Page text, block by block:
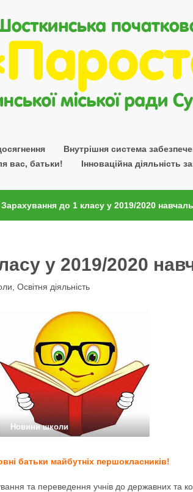
Внутрішня система
вас, батьки! Інноваційна діяльність
Зарахування до 1 класу у 2019/2020
у 2019/2020
Освітня діяльність
Новини школи
батьки майбутніх першокласників!
та переведення учнів до державних та